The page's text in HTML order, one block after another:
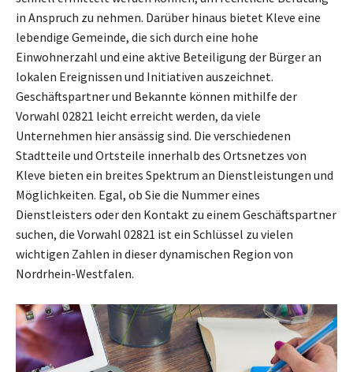
in Anspruch zu nehmen. Darüber hinaus bietet Kleve eine
lebendige Gemeinde, die sich durch eine hohe
Einwohnerzahl und eine aktive Beteiligung der Bürger an
lokalen Ereignissen und Initiativen auszeichnet.
Geschäftspartner und Bekannte können mithilfe der
Vorwahl 02821 leicht erreicht werden, da viele
Unternehmen hier ansässig sind. Die verschiedenen
Stadtteile und Ortsteile innerhalb des Ortsnetzes von
Kleve bieten ein breites Spektrum an Dienstleistungen und
Möglichkeiten. Egal, ob Sie die Nummer eines
Dienstleisters oder den Kontakt zu einem Geschäftspartner
suchen, die Vorwahl 02821 ist ein Schlüssel zu vielen
wichtigen Zahlen in dieser dynamischen Region von
Nordrhein-Westfalen.